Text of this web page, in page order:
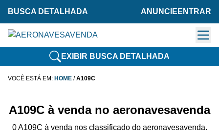
BUSCA DETALHADA ANUNCIE ENTRAR
EXIBIR BUSCA DETALHADA
VOCÊ ESTÁ EM: HOME /A109C
A109C à venda no aeronavesavenda
0 A109C à venda nos classificado do aeronavesavenda.